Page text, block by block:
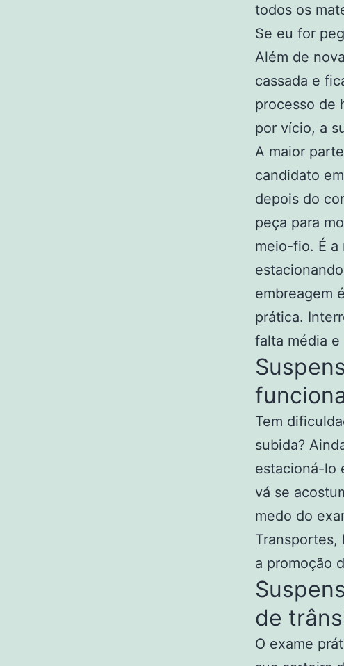
todos os
Se eu for
Além de
cassada e
processo de
por vício, a
A maior
candidato
depois do
peça para
meio-fio. É a
embreagem
prática.
falta média
Tem
subida?
estacioná-lo
vá se
medo do
Transportes,
a promoção
de
O exame